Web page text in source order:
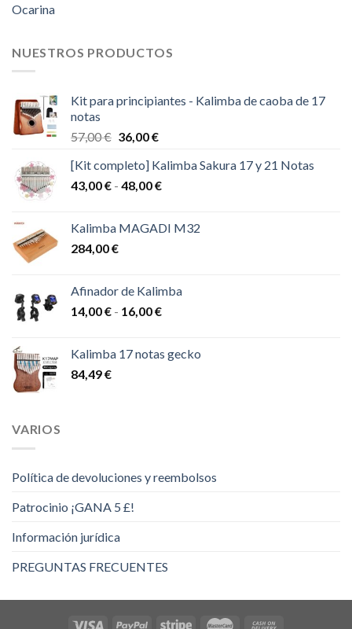
Ocarina
NUESTROS PRODUCTOS
Kit para principiantes - Kalimba de caoba de 17
notas
57,00€ El
original
era:
36,00€El
actual
es:
[Kit completo] Kalimba Sakura 17 y 21 Notas
43,00€ - 48,00€Rango
desde
48,00 €
Kalimba MAGADI M32
284,00€
Afinador de Kalimba
14,00€ - 16,00€Rango
desde
Kalimba 17 notas gecko
84,49€
VARIOS
Política de devoluciones y reembolsos
Patrocinio ¡GANA 5 £!
Información jurídica
PREGUNTAS FRECUENTES